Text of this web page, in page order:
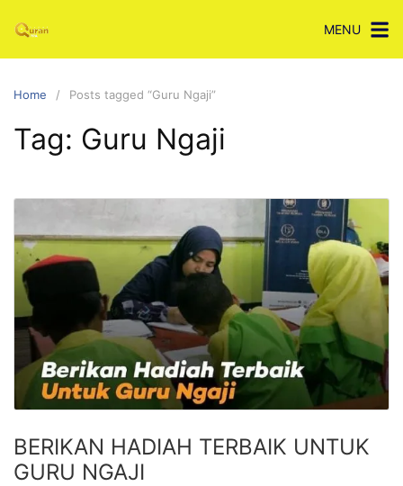
content
MENU
Home Posts tagged “Guru Ngaji”
Tag: Guru Ngaji
BERIKAN HADIAH TERBAIK UNTUK
GURU NGAJI